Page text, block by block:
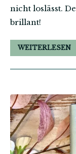
nicht loslässt.
brillant!
WEITERLESEN